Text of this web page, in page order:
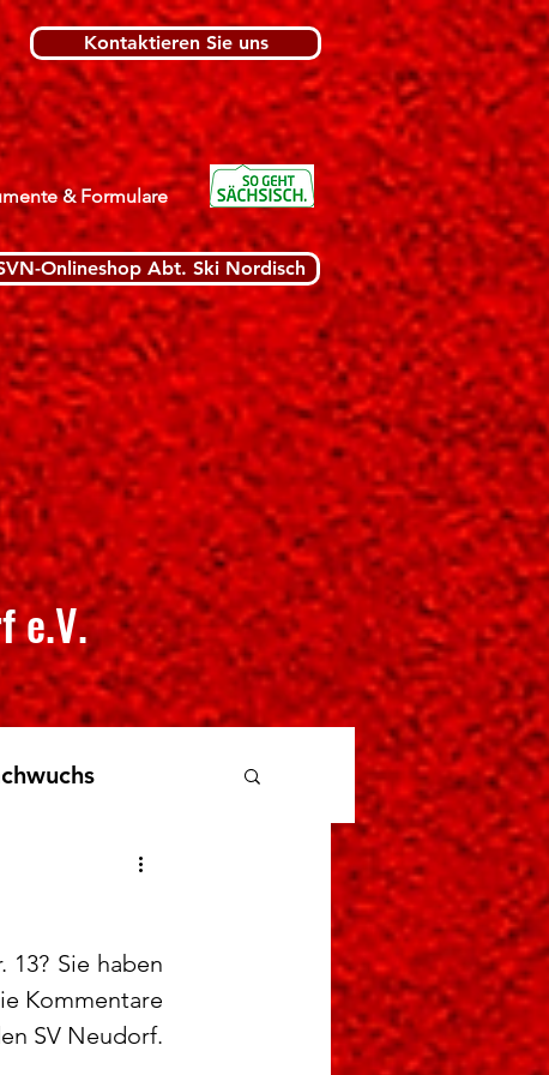
Kontaktieren Sie uns
& Formulare
Onlineshop Abt. Ski Nordisch
e.V.
Sie haben
Kommentare
SV Neudorf.